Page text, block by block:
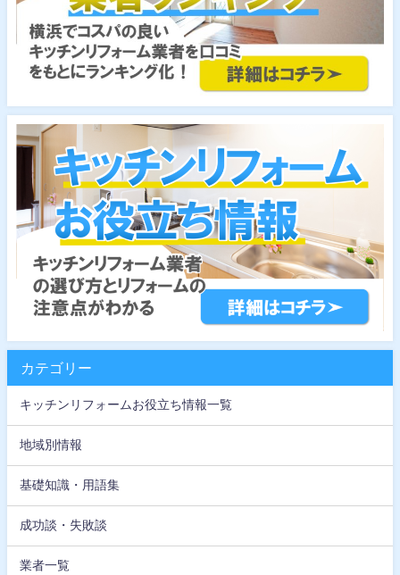
カテゴリー
キッチンリフォームお役立ち情報一覧
地域別情報
基礎知識・用語集
成功談・失敗談
業者一覧